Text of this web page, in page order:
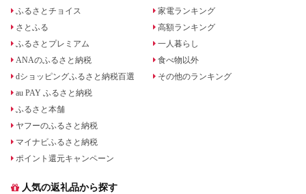
ふるさとチョイス
さとふる
ふるさとプレミアム
ANAのふるさと納税
dショッピングふるさと納税百選
au PAY ふるさと納税
ふるさと本舗
ヤフーのふるさと納税
マイナビふるさと納税
ポイント還元キャンペーン
家電ランキング
高額ランキング
一人暮らし
食べ物以外
その他のランキング
人気の返礼品から探す